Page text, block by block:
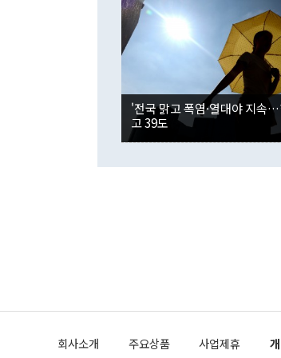
'전국 맑고 폭염·열대야 지속
고 39도
회사소개 주요상품 사업제휴